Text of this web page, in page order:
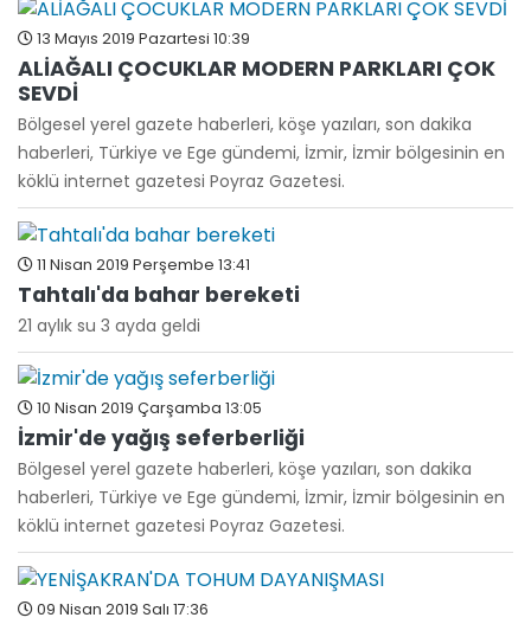
13 Mayıs 2019 Pazartesi 10:39
ALİAĞALI ÇOCUKLAR MODERN PARKLARI ÇOK
SEVDİ
Bölgesel yerel gazete haberleri, köşe yazıları, son dakika
haberleri, Türkiye ve Ege gündemi, İzmir, İzmir bölgesinin en
köklü internet gazetesi Poyraz Gazetesi.
11 Nisan 2019 Perşembe 13:41
Tahtalı'da bahar bereketi
21 aylık su 3 ayda geldi
10 Nisan 2019 Çarşamba 13:05
İzmir'de yağış seferberliği
Bölgesel yerel gazete haberleri, köşe yazıları, son dakika
haberleri, Türkiye ve Ege gündemi, İzmir, İzmir bölgesinin en
köklü internet gazetesi Poyraz Gazetesi.
09 Nisan 2019 Salı 17:36